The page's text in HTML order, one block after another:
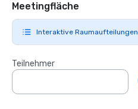
Meetingfläche
Interaktive Raumaufteilungen
Teilnehmer